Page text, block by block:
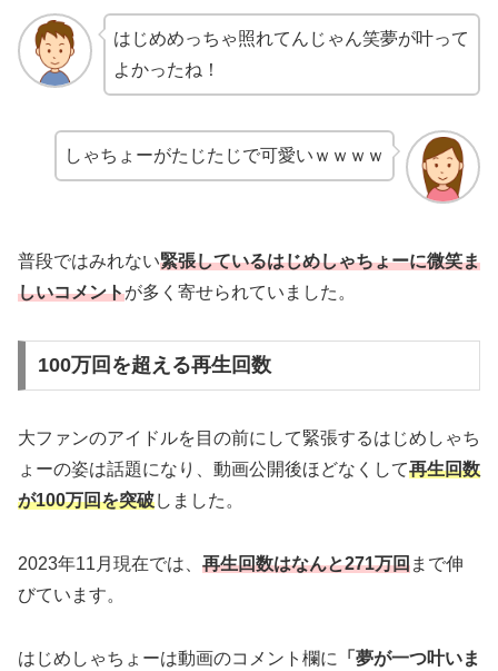
はじめめっちゃ照れてんじゃん笑夢が叶って
よかったね！
しゃちょーがたじたじで可愛いｗｗｗｗ
普段ではみれない緊張しているはじめしゃちょーに微笑ま
しいコメントが多く寄せられていました。
100万回を超える再生回数
大ファンのアイドルを目の前にして緊張するはじめしゃち
ょーの姿は話題になり、動画公開後ほどなくして再生回数
が100万回を突破しました。
2023年11月現在では、 再生回数はなんと271万回まで伸
びています。
はじめしゃちょーは動画のコメント欄に
「夢が一つ叶いま